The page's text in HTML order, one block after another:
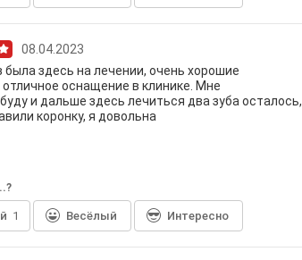
08.04.2023
была здесь на лечении, очень хорошие
оснащение в клинике. Мне
и дальше здесь лечиться два зуба осталось,
коронку, я довольна
1 Весёлый Интересно